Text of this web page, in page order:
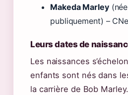
Makeda Marley(née
publiquement) –
Leurs dates de
Les naissances
enfants sont nés dans
la carrière de Bob Marley.